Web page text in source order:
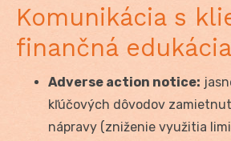
Komunikácia s
finančná edukácia
Adverse action notice:
kľúčových dôvodov
nápravy (zniženie využitia